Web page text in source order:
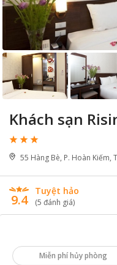
Khách sạn
55 Hàng Bè, P. Hoàn Kiếm,
9.4
Tuyệt hảo
(5 đánh giá)
Miễn phí hủy phòng